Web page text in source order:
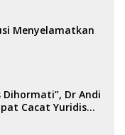
Menyelamatkan
Dihormati”, Dr Andi
Cacat Yuridis